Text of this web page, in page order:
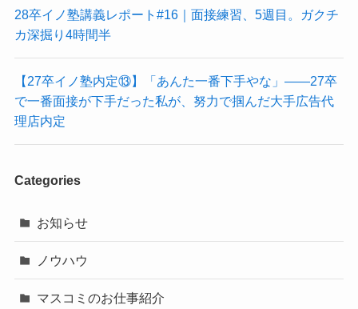
28卒イノ塾講義レポート#16｜面接練習、5週目。ガクチ
カ深掘り4時間半
【27卒イノ塾内定⑬】「あんた一番下手やな」——27卒
で一番面接が下手だった私が、努力で掴んだ大手広告代
理店内定
Categories
お知らせ
ノウハウ
マスコミのお仕事紹介